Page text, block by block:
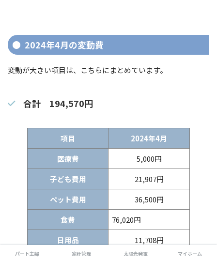
2024年4月の変動費
変動が大きい項目は、こちらにまとめています。
合計 194,570円
項目
2024年4月
医療費
5,000円
子ども費用
21,907円
ペット費用
36,500円
食費
76,020円
日用品
11,708円
パート主婦 家計管理 太陽光発電 マイホーム